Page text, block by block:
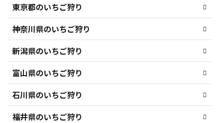
東京都のいちご狩り
神奈川県のいちご狩り
新潟県のいちご狩り
富山県のいちご狩り
石川県のいちご狩り
福井県のいちご狩り